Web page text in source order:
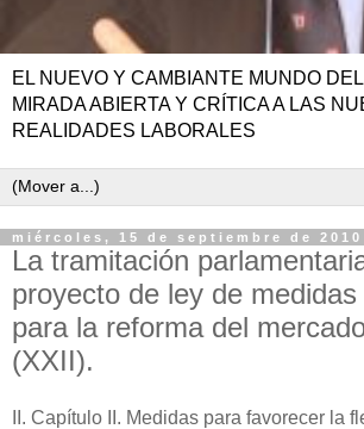
EL NUEVO Y CAMBIANTE MUNDO
MIRADA ABIERTA Y CRÍTICA A LAS
REALIDADES LABORALES
miércoles, 15 de septiembre de 2010
La tramitación
proyecto de ley de
para la reforma del
(XXII).
II. Capítulo II. Medidas para favorecer la